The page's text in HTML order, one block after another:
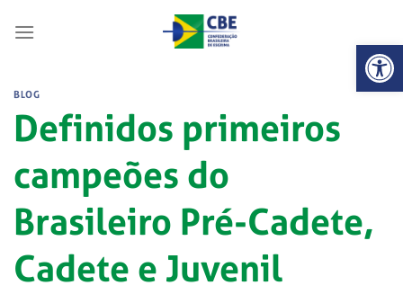
Abrir
BLOG
Definidos primeiros
campeões do
Brasileiro Pré-Cadete,
Cadete e Juvenil